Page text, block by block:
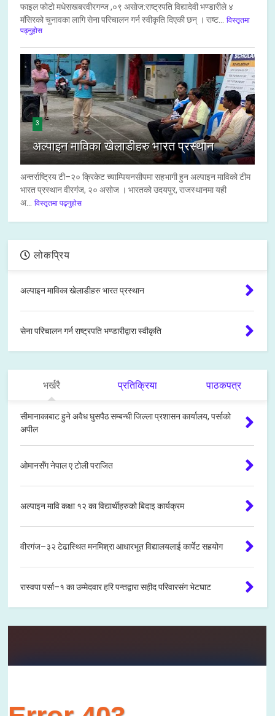
फाइल फाेटाे मधेसखबरवीरगन्ज ,०९ असाेज:राष्ट्रपति विद्यादेवी भण्डारीले ४
मंसिरको चुनावका लागि सेना परिचालन गर्न स्वीकृति दिएकी छन् । राष्ट...
विस्तृतमा
पढ्नुहोस
3
अल्पाइन माविका खेलाडीहरु भारत प्रस्थान
अन्तर्राष्ट्रिय टी–२० क्रिकेट च्याम्पियनसीपमा सहभागी हुन अल्पाइन माविको टीम
भारत प्रस्थान वीरगंज, २० असोज । भारतको उदयपुर, राजस्थानमा यही
अ...
विस्तृतमा पढ्नुहोस
लोकप्रिय
अल्पाइन माविका खेलाडीहरु भारत प्रस्थान
सेना परिचालन गर्न राष्ट्रपति भण्डारीद्वारा स्वीकृति
भर्खरै प्रतिक्रिया पाठकपत्र
सीमानाकाबाट हुने अवैध घुसपैठ सम्बन्धी जिल्ला प्रशासन कार्यालय, पर्साको
अपील
ओमानसँग नेपाल ए टोली पराजित
अल्पाइन मावि कक्षा १२ का विद्यार्थीहरुको बिदाइ कार्यक्रम
वीरगंज–३२ टेढास्थित मनमिश्रा आधारभूत विद्यालयलाई कार्पेट सहयोग
रास्वपा पर्सा–१ का उम्मेदवार हरि पन्तद्वारा सहीद परिवारसंग भेटघाट